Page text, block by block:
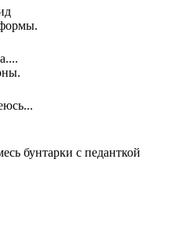
бунтарки с педанткой